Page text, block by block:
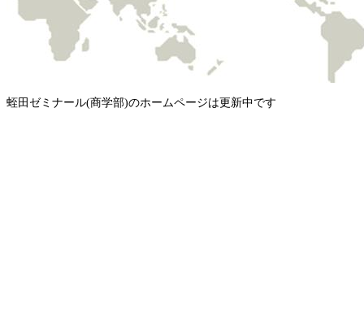
蛭田ゼミナール(商学部)のホームページは更新中です